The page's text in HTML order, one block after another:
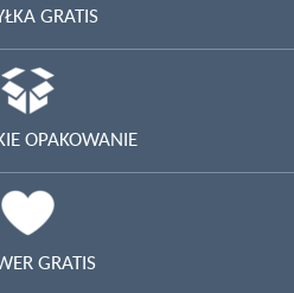
GRATIS
OPAKOWANIE
GRATIS